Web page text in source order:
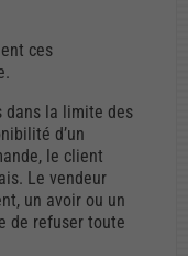
ces
dans la limite des
d’un
le client
Le vendeur
un avoir ou un
de refuser toute